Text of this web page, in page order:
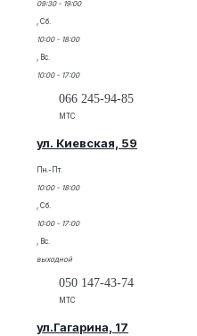
09:30 - 19:00
, Сб.
10:00 - 18:00
, Вс.
10:00 - 17:00
066 245-94-85
МТС
ул. Киевская, 59
Пн.-Пт.
10:00 - 18:00
, Сб.
10:00 - 17:00
, Вс.
выходной
050 147-43-74
МТС
ул.Гагарина, 17